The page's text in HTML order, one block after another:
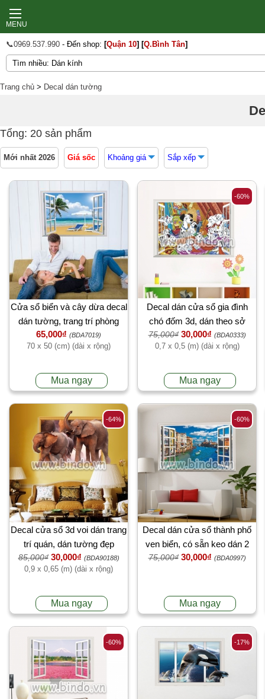
MENU
📞0969.537.990 - Đến shop: [Quận 10] [Q.Bình Tân]
Trang chủ > Decal dán tường
Tổng: 20 sản phẩm
Mới nhất 2026 Giá sốc Khoảng giá Sắp xếp
Cửa sổ biển và cây dừa decal
dán tường, trang trí phòng
khách, dán nhìn 2 mặt, đẹp tại
TPHCM
65,000₫ (BDA7019)
70 x 50 (cm) (dài x rộng)
Mua ngay
-60%
Decal dán cửa sổ gia đình
chó đốm 3d, dán theo sở
thích, trang trí phòng khách,
TPHCM 【Có thi công】
75,000₫ 30,000₫ (BDA0333)
0,7 x 0,5 (m) (dài x rộng)
Mua ngay
-64%
Decal cửa sổ 3d voi dán trang
trí quán, dán tường đẹp
85,000₫ 30,000₫ (BDA90188)
0,9 x 0,65 (m) (dài x rộng)
Mua ngay
-60%
Decal dán cửa sổ thành phố
ven biển, có sẵn keo dán 2
mặt, dán tường sau tivi, đẹp
75,000₫ 30,000₫ (BDA0997)
Mua ngay
-60% -17%